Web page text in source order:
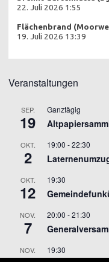
22. Juli 2026 1:55
Flächenbrand
19. Juli 2026 13:39
Veranstaltungen
SEP.
19
Ganztägig
OKT.
2
19:00 -22:30
OKT.
12
19:30
NOV.
7
20:00 -21:30
NOV. 19:30